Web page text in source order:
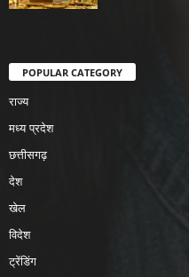
POPULAR CATEGORY
राज्य
मध्य प्रदेश
छत्तीसगढ़
देश
खेल
विदेश
ट्रेंडिंग